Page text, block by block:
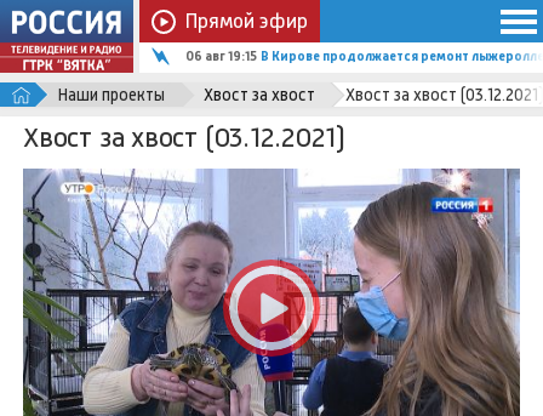
Прямой эфир
06 авг 19:15 В Кирове продолжается ремонт
Наши проекты Хвост за хвост Хвост за хвост (03.12.2021)
Хвост за хвост (03.12.2021)